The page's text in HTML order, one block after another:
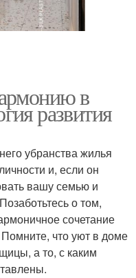
в
развития
убранства жилья
и, если он
вашу семью и
о том,
сочетание
что уют в доме
а то, с каким